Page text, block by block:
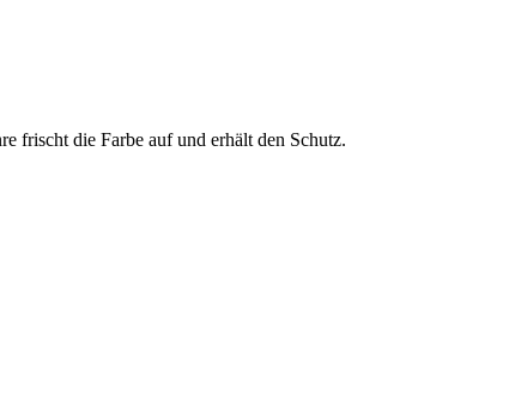
frischt die Farbe auf und erhält den Schutz.